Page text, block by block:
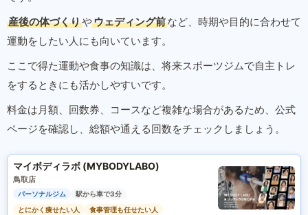
産後の体づくりやウェディング前など、時期や目的に合わせて
運動をしたい人にも向いています。
ここで得た運動や食事の知識は、将来スポーツジムで自主トレ
をするときにも活かしやすいです。
料金は月額、回数券、コースなど複雑な場合があるため、公式
ページを確認し、総額や通える回数をチェックしましょう。
マイボディラボ (MYBODYLABO)
鳥取店
パーソナルジム
駅から車で3分
とにかく痩せたい人
食事管理も任せたい人